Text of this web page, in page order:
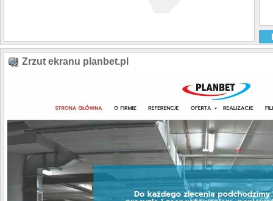
Zrzut ekranu planbet.pl